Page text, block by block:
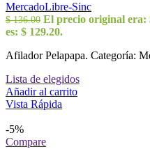
MercadoLibre-Sinc
$136.00 El precio original era:
es: $ 129.20.
Afilador Pelapapa. Categoría:
Lista de elegidos
Añadir al carrito
Vista Rápida
-5%
Compare